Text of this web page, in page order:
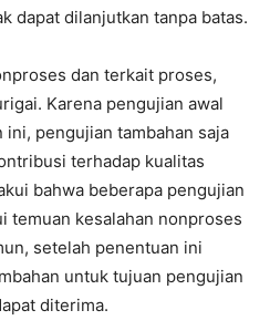
dapat dilanjutkan tanpa batas.
dan terkait proses,
Karena pengujian awal
ini, pengujian tambahan saja
terhadap kualitas
bahwa beberapa pengujian
temuan kesalahan nonproses
setelah penentuan ini
untuk tujuan pengujian
diterima.